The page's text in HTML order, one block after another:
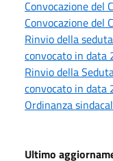
Convocazione del
Convocazione del
Rinvio della
convocato in data
Rinvio della
convocato in data
Ordinanza
Ultimo